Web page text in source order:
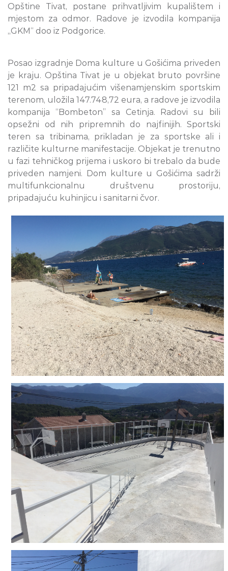
Opštine Tivat, postane prihvatljivim kupalištem i
mjestom za odmor. Radove je izvodila kompanija
„GKM“ doo iz Podgorice.
Posao izgradnje Doma kulture u Gošićima priveden
je kraju. Opština Tivat je u objekat bruto površine
121 m2 sa pripadajućim višenamjenskim sportskim
terenom, uložila 147.748,72 eura, a radove je izvodila
kompanija “Bombeton” sa Cetinja. Radovi su bili
opsežni od nih pripremnih do najfinijih. Sportski
teren sa tribinama, prikladan je za sportske ali i
različite kulturne manifestacije. Objekat je trenutno
u fazi tehničkog prijema i uskoro bi trebalo da bude
priveden namjeni. Dom kulture u Gošićima sadrži
multifunkcionalnu društvenu prostoriju,
pripadajuću kuhinjicu i sanitarni čvor.